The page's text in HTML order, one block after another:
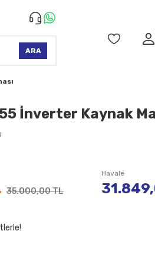
ARA
İnverter Kaynak
35.000,00 TL
Havale